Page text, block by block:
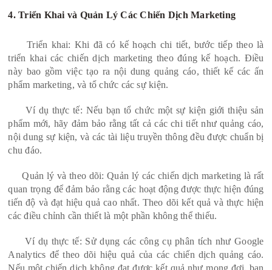
4. Triển Khai và Quản Lý Các Chiến Dịch Marketing
Triển khai: Khi đã có kế hoạch chi tiết, bước tiếp theo là
triển khai các chiến dịch marketing theo đúng kế hoạch. Điều
này bao gồm việc tạo ra nội dung quảng cáo, thiết kế các ấn
phẩm marketing, và tổ chức các sự kiện.
Ví dụ thực tế: Nếu bạn tổ chức một sự kiện giới thiệu sản
phẩm mới, hãy đảm bảo rằng tất cả các chi tiết như quảng cáo,
nội dung sự kiện, và các tài liệu truyền thông đều được chuẩn bị
chu đáo.
Quản lý và theo dõi: Quản lý các chiến dịch marketing là rất
quan trọng để đảm bảo rằng các hoạt động được thực hiện đúng
tiến độ và đạt hiệu quả cao nhất. Theo dõi kết quả và thực hiện
các điều chỉnh cần thiết là một phần không thể thiếu.
Ví dụ thực tế: Sử dụng các công cụ phân tích như Google
Analytics để theo dõi hiệu quả của các chiến dịch quảng cáo.